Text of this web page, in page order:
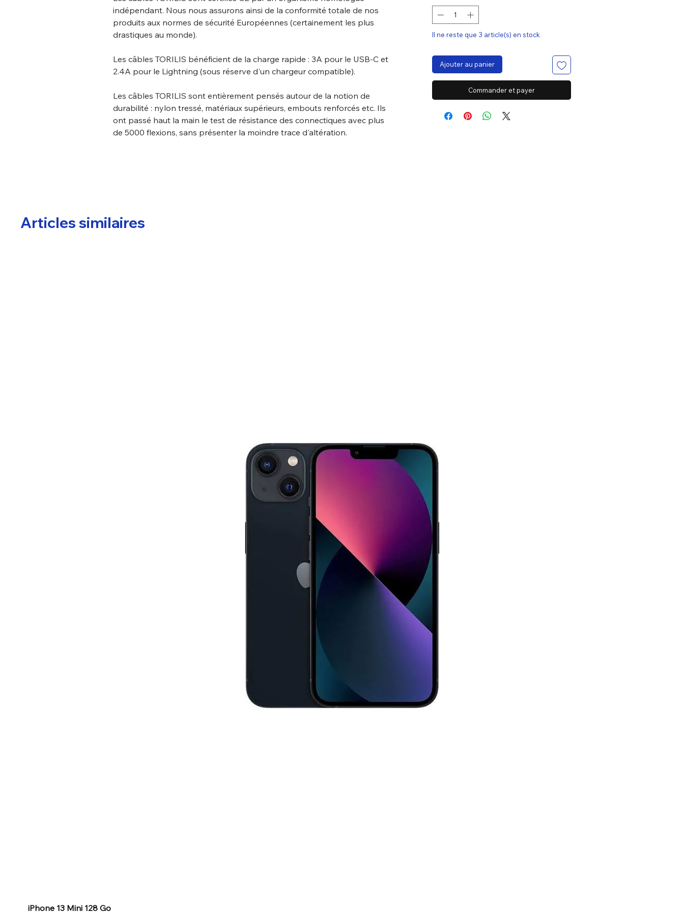
indépendant. Nous nous assurons ainsi de la conformité totale de nos
produits aux normes de sécurité Européennes (certainement les plus
drastiques au monde).
Les câbles TORILIS bénéficient de la charge rapide : 3A pour le USB-C et
2.4A pour le Lightning (sous réserve d'un chargeur compatible).
Les câbles TORILIS sont entièrement pensés autour de la notion de
durabilité : nylon tressé, matériaux supérieurs, embouts renforcés etc. Ils
ont passé haut la main le test de résistance des connectiques avec plus
de 5000 flexions, sans présenter la moindre trace d'altération.
Il ne reste que 3 article(s) en stock
Ajouter au panier
Commander et payer
Articles similaires
iPhone 13 Mini 128 Go